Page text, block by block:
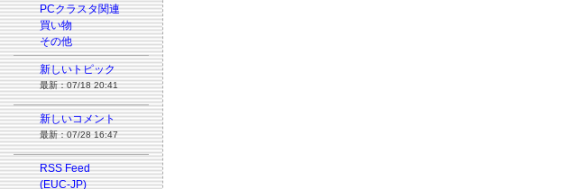
PCクラスタ関連
買い物
その他
新しいトピック
最新：07/18 20:41
新しいコメント
最新：07/28 16:47
RSS Feed
(EUC-JP)